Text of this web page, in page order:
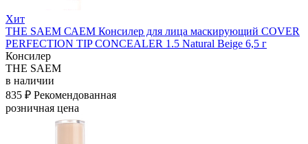
Хит
THE SAEM САЕМ Консилер для лица маскирующий COVER
PERFECTION TIP CONCEALER 1.5 Natural Beige 6,5 г
Консилер
THE SAEM
в наличии
835 ₽ Рекомендованная
розничная цена